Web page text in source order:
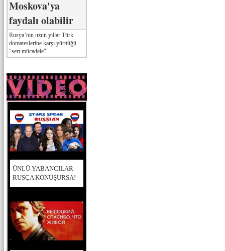
Moskova'ya
faydalı olabilir
Rusya’nın uzun yıllar Türk
domateslerine karşı yürttüğü
"sert mücadele"...
ÜNLÜ YABANCILAR
RUSÇA KONUŞURSA!